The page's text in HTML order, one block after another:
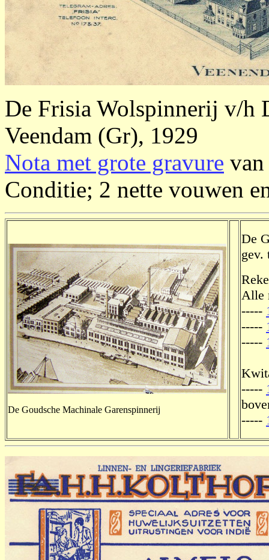
De Frisia Wolspinnerij v/h
Veendam (Gr), 1929
Nota met grote gravure
Conditie; 2 nette vouwen
De Goudsche Machinale Garenspinnerij
De
gev.
Alle
-----
-----
-----
-----
-----